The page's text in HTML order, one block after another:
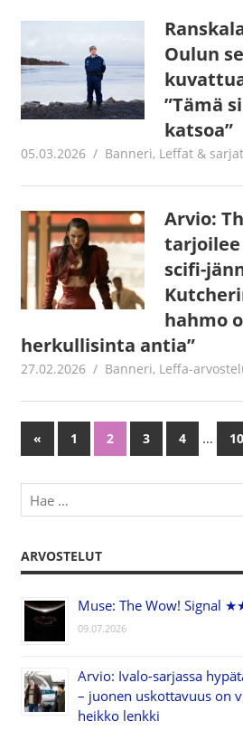
Oulun
”Tämä
katsoa”
05.03.2026 Jouni Hirn
Banneri, Leffat & sarjat
Arvio:
scifi-
hahmo
herkullisinta antia”
27.02.2026 Jouni Hirn
Banneri, Leffa-
Artikkelien
selaus
« Previous
Posts
1 2 3 4 …
ARVOSTELUT
Muse: The Wow! Signal
09.07.2026
Arvio: Ivalo-sarjassa
– juonen uskottavuus on
heikko lenkki